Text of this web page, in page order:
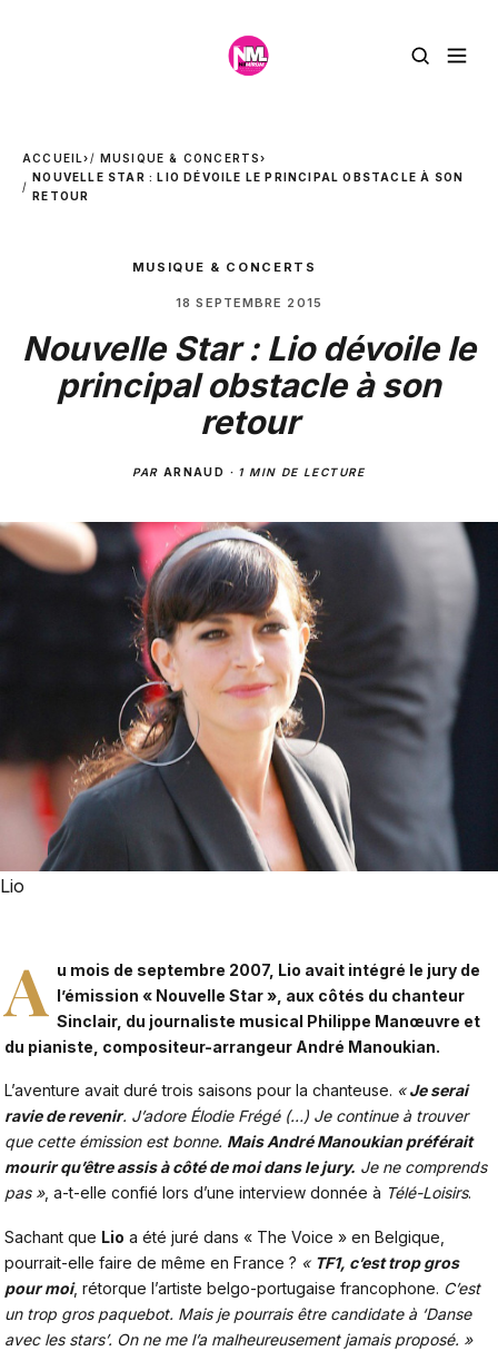
ACCUEIL› MUSIQUE & CONCERTS›
NOUVELLE STAR : LIO DÉVOILE LE PRINCIPAL OBSTACLE À SON
RETOUR
MUSIQUE & CONCERTS
18 SEPTEMBRE 2015
Nouvelle Star : Lio dévoile le
principal obstacle à son
retour
PAR ARNAUD · 1 MIN DE LECTURE
Lio
A u mois de septembre 2007, Lio avait intégré le jury de
l’émission « Nouvelle Star », aux côtés du chanteur
Sinclair, du journaliste musical Philippe Manœuvre et
du pianiste, compositeur-arrangeur André Manoukian.
L’aventure avait duré trois saisons pour la chanteuse. «Je serai
ravie de revenir. J’adore Élodie Frégé (…) Je continue à trouver
que cette émission est bonne. Mais André Manoukian préférait
mourir qu’être assis à côté de moi dans le jury. Je ne comprends
pas », a-t-elle confié lors d’une interview donnée à Télé-Loisirs.
Sachant que Lio a été juré dans « The Voice » en Belgique,
pourrait-elle faire de même en France ? « TF1, c’est trop gros
pour moi, rétorque l’artiste belgo-portugaise francophone. C’est
un trop gros paquebot. Mais je pourrais être candidate à ‘Danse
avec les stars’. On ne me l’a malheureusement jamais proposé. »